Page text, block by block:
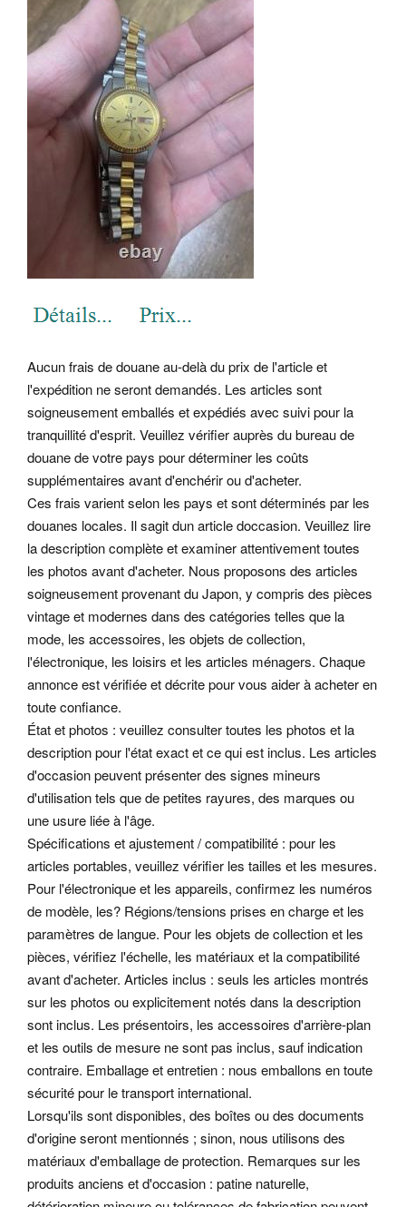
Aucun frais de douane au-delà du prix de l'article et
l'expédition ne seront demandés. Les articles sont
soigneusement emballés et expédiés avec suivi pour la
tranquillité d'esprit. Veuillez vérifier auprès du bureau de
douane de votre pays pour déterminer les coûts
supplémentaires avant d'enchérir ou d'acheter.
Ces frais varient selon les pays et sont déterminés par les
douanes locales. Il sagit dun article doccasion. Veuillez lire
la description complète et examiner attentivement toutes
les photos avant d'acheter. Nous proposons des articles
soigneusement provenant du Japon, y compris des pièces
vintage et modernes dans des catégories telles que la
mode, les accessoires, les objets de collection,
l'électronique, les loisirs et les articles ménagers. Chaque
annonce est vérifiée et décrite pour vous aider à acheter en
toute confiance.
État et photos : veuillez consulter toutes les photos et la
description pour l'état exact et ce qui est inclus. Les articles
d'occasion peuvent présenter des signes mineurs
d'utilisation tels que de petites rayures, des marques ou
une usure liée à l'âge.
Spécifications et ajustement / compatibilité : pour les
articles portables, veuillez vérifier les tailles et les mesures.
Pour l'électronique et les appareils, confirmez les numéros
de modèle, les? Régions/tensions prises en charge et les
paramètres de langue. Pour les objets de collection et les
pièces, vérifiez l'échelle, les matériaux et la compatibilité
avant d'acheter. Articles inclus : seuls les articles montrés
sur les photos ou explicitement notés dans la description
sont inclus. Les présentoirs, les accessoires d'arrière-plan
et les outils de mesure ne sont pas inclus, sauf indication
contraire. Emballage et entretien : nous emballons en toute
sécurité pour le transport international.
Lorsqu'ils sont disponibles, des boîtes ou des documents
d'origine seront mentionnés ; sinon, nous utilisons des
matériaux d'emballage de protection. Remarques sur les
produits anciens et d'occasion : patine naturelle,